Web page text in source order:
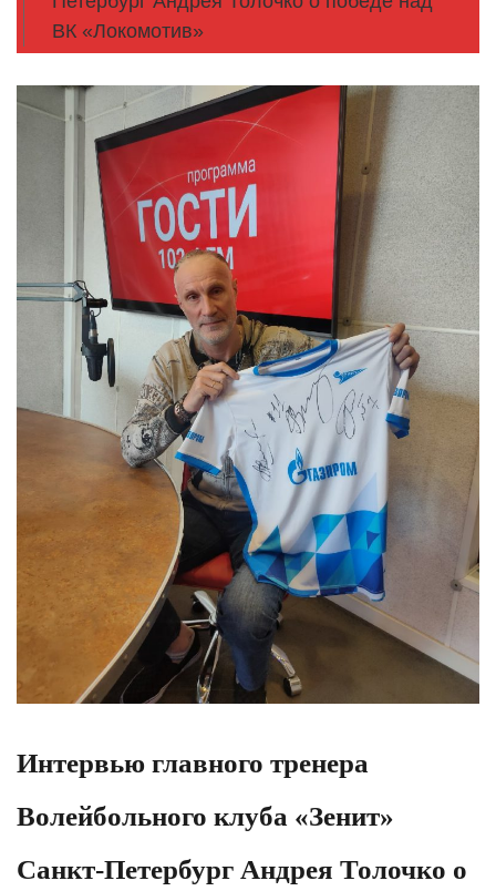
ВК «Локомотив»
Интервью главного тренера
Волейбольного клуба «Зенит»
Санкт-Петербург Андрея Толочко о